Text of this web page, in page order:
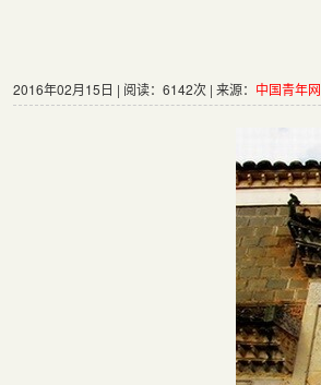
2016年02月15日 | 阅读：6142次 | 来源： 中国青年网